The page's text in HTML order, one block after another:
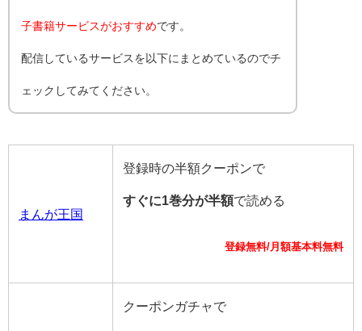
子書籍サービスがおすすめです。
配信しているサービスを以下にまとめているのでチ
ェックしてみてください。
まんが王国
登録時の半額クーポンで
すぐに1巻分が半額で読める
登録無料/月額基本料無料
クーポンガチャで